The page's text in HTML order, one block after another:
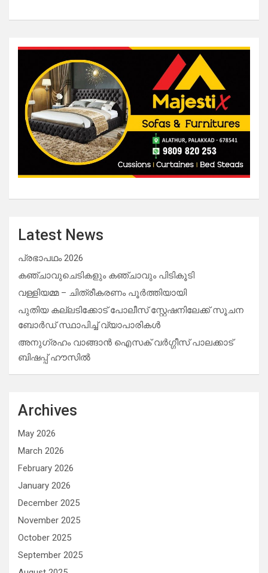
Latest News
പ്രഭാപഥം 2026
കഞ്ചാവുചെടികളും കഞ്ചാവും പിടികൂടി
വള്ളിയമ്മ – ചിത്രീകരണം പൂർത്തിയായി
പുതിയ കല്ലടിക്കോട് പോലീസ് സ്റ്റേഷനിലേക്ക് സൂചന
ബോർഡ് സ്ഥാപിച്ച് വ്യാപാരികൾ
അനുഗ്രഹം വാങ്ങാൻ ഐസക് വര്‍ഗ്ഗീസ് പാലക്കാട്
ബിഷപ്പ് ഹൗസില്‍
Archives
May 2026
March 2026
February 2026
January 2026
December 2025
November 2025
October 2025
September 2025